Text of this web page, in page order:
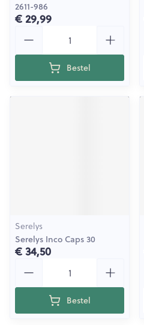
2611-986
€ 29,99
Bestel
Serelys
Serelys Inco Caps 30
€ 34,50
Bestel